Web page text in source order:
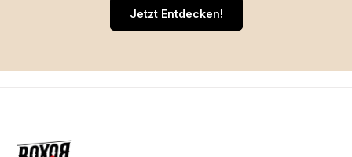
Jetzt Entdecken!